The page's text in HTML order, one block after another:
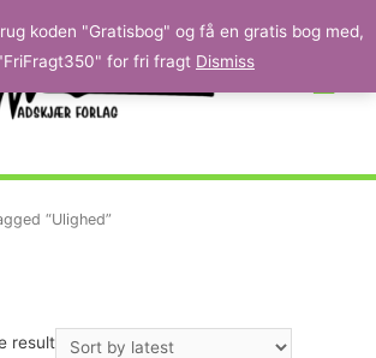
koden "Gratisbog" og få en gratis bog med,
for fri fragt Dismiss
“Ulighed”
result